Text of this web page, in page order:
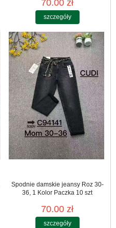
70.00 zł
szczegóły
Spodnie damskie jeansy Roz 30-
36, 1 Kolor Paczka 10 szt
70.00 zł
szczegóły